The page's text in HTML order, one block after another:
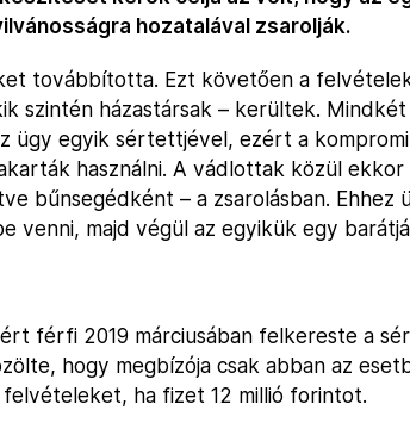
hozatalával zsarolják.
továbbította. Ezt követően a
szintén házastársak – kerültek. Mindkét
ügy egyik sértettjével, ezért a
használni. A vádlottak közül
bűnsegédként – a zsarolásban. Ehhez
venni, majd végül az egyikük egy
férfi 2019 márciusában felkereste a
hogy megbízója csak abban az
felvételeket, ha fizet 12 millió forintot.